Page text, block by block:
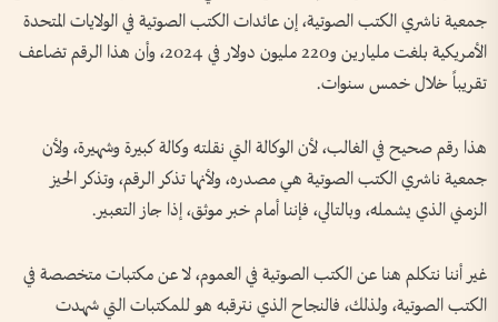
جمعية ناشري الكتب الصوتية، إن عائدات الكتب الصوتية في الولايات المتحدة
الأمريكية بلغت مليارين و220 مليون دولار في 2024، وأن هذا الرقم تضاعف
تقريباً خلال خمس سنوات.
هذا رقم صحيح في الغالب، لأن الوكالة التي نقلته وكالة كبيرة وشهيرة، ولأن
جمعية ناشري الكتب الصوتية هي مصدره، ولأنها تذكر الرقم، وتذكر الحيز
الزمني الذي يشمله، وبالتالي، فإننا أمام خبر موثق، إذا جاز التعبير.
غير أننا نتكلم هنا عن الكتب الصوتية في العموم، لا عن مكتبات متخصصة في
الكتب الصوتية، ولذلك، فالنجاح الذي نترقبه هو للمكتبات التي شهدت